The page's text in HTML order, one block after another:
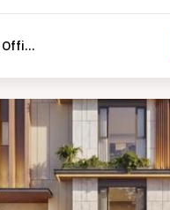
O C A S A Official property perfected